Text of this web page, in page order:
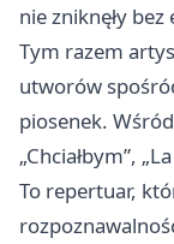
nie zniknęły bez
Tym razem
utworów
piosenek.
„Chciałbym”,
To repertuar,